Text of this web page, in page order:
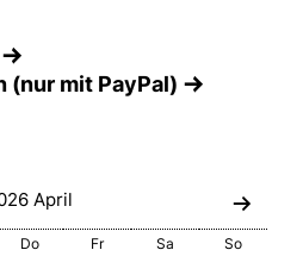
(nur mit PayPal)
April
Do Fr Sa So